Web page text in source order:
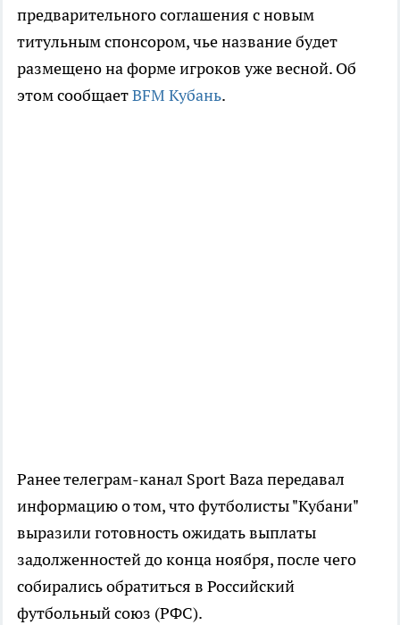
предварительного соглашения с новым
титульным спонсором, чье название будет
размещено на форме игроков уже весной. Об
этом сообщаетBFM Кубань.
Ранее телеграм-канал Sport Baza передавал
информацию о том, что футболисты "Кубани"
выразили готовность ожидать выплаты
задолженностей до конца ноября, после чего
собирались обратиться в Российский
футбольный союз (РФС).